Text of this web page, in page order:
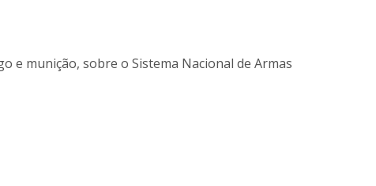
e munição, sobre o Sistema Nacional de Armas